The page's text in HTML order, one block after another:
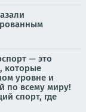
— это
которые
уровне и
по всему миру!
спорт, где